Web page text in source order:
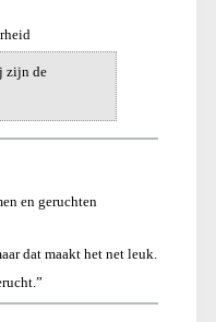
zijn de
en geruchten
dat maakt het net leuk.